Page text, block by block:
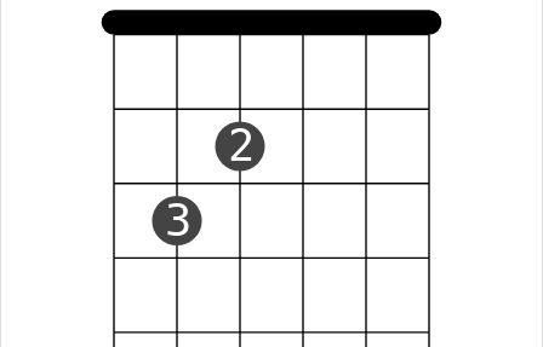
3
2